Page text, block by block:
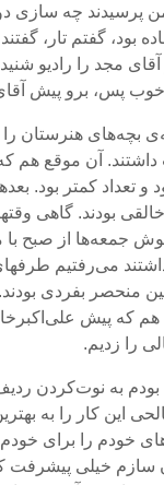
من پرسیدند چه سازی
بود، گفتم تار،
مجد را رادیو
خوب پس، برو پیش
بچه‌های هنرستان
آن موقع هم که
و تعداد کمتر بود.
بودند. گاهی
جمعه‌ها از صبح
می‌رفتیم
منحصر بفردی
که پیش
را زدیم.
به نوت‌کردن
این کار را به
خودم را برای
سازم خیلی پیشرفت
میکلوش روژا
یادداشتی بر موسیقی
متن فیلم «متری
شیش و نیم»
اگر نمی توانی
مشهورترین باشی،
بدنام ترین باش